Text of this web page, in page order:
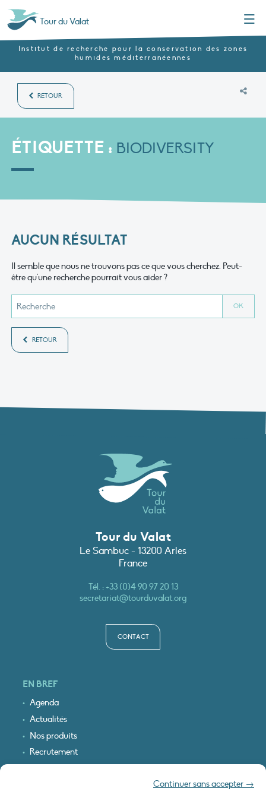
Continuer sans accepter →
Tour du Valat
Institut de recherche pour la conservation des zones
humides méditerranéennes
RETOUR
ÉTIQUETTE : BIODIVERSITY
AUCUN RÉSULTAT
Il semble que nous ne trouvons pas ce que vous cherchez. Peut-
être qu'une recherche pourrait vous aider ?
RETOUR
Tour du Valat
Le Sambuc - 13200 Arles
France
Tél. :+33 (0)4 90 97 20 13
secretariat@tourduvalat.org
CONTACT
EN BREF
Agenda
Actualités
Nos produits
Recrutement